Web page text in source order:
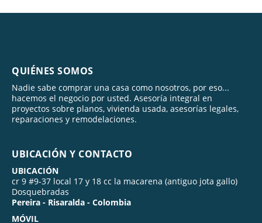
QUIÉNES SOMOS
Nadie sabe comprar una casa como nosotros, por eso...
hacemos el negocio por usted. Asesoría integral en
proyectos sobre planos, vivienda usada, asesorías legales,
reparaciones y remodelaciones.
UBICACIÓN Y CONTACTO
UBICACIÓN
cr 9 #9-37 local 17 y 18 cc la macarena (antiguo jota gallo)
Dosquebradas
Pereira - Risaralda - Colombia